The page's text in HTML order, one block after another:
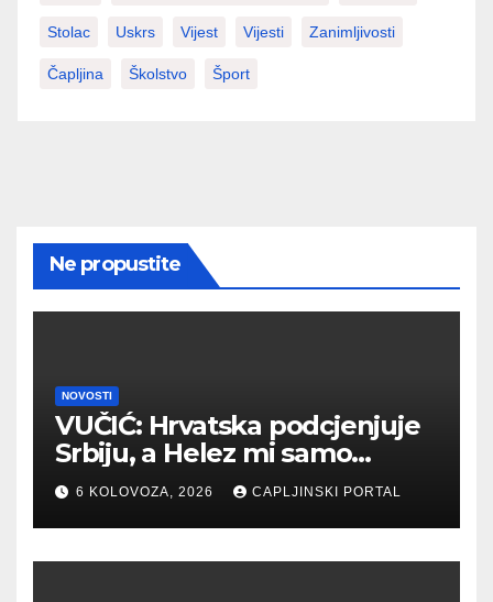
Stolac Uskrs Vijest Vijesti Zanimljivosti
Čapljina Školstvo Šport
Ne propustite
NOVOSTI
VUČIĆ: Hrvatska podcjenjuje
Srbiju, a Helez mi samo
povećava popularnost
6 KOLOVOZA, 2026 CAPLJINSKI PORTAL